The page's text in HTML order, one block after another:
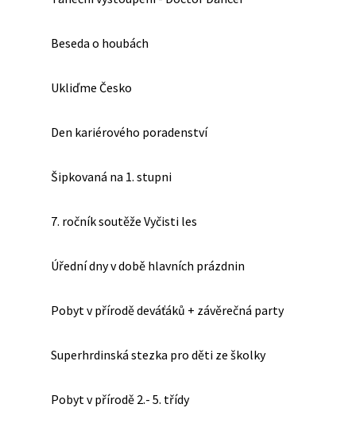
Beseda o houbách
Ukliďme Česko
Den kariérového poradenství
Šipkovaná na 1. stupni
7. ročník soutěže Vyčisti les
Úřední dny v době hlavních prázdnin
Pobyt v přírodě deváťáků + závěrečná party
Superhrdinská stezka pro děti ze školky
Pobyt v přírodě 2.- 5. třídy